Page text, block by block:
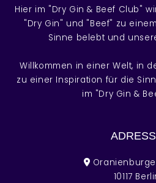
Hier im "Dry Gin & Beef Club"
"Dry Gin" und "Beef" zu
Sinne belebt und
Willkommen in einer Welt, in
zu einer Inspiration für die
im "Dry Gin &
10117